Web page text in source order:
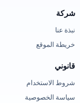
شركة
نبذة عنا
خريطة الموقع
قانوني
شروط الاستخدام
سياسة الخصوصية